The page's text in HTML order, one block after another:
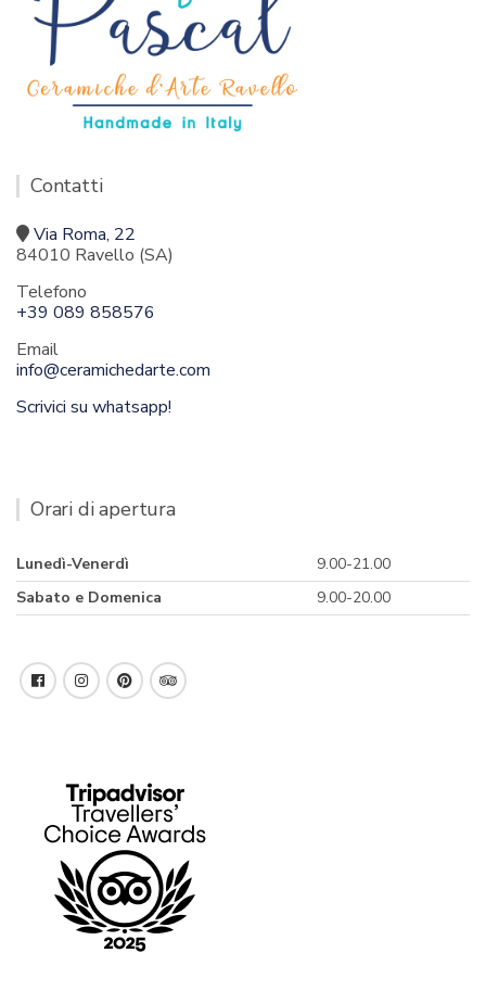
Contatti
Via Roma, 22
84010 Ravello (SA)
Telefono
+39 089 858576
Email
info@ceramichedarte.com
Scrivici su whatsapp!
Orari di apertura
Lunedì-Venerdì
9.00-21.00
Sabato e Domenica
9.00-20.00